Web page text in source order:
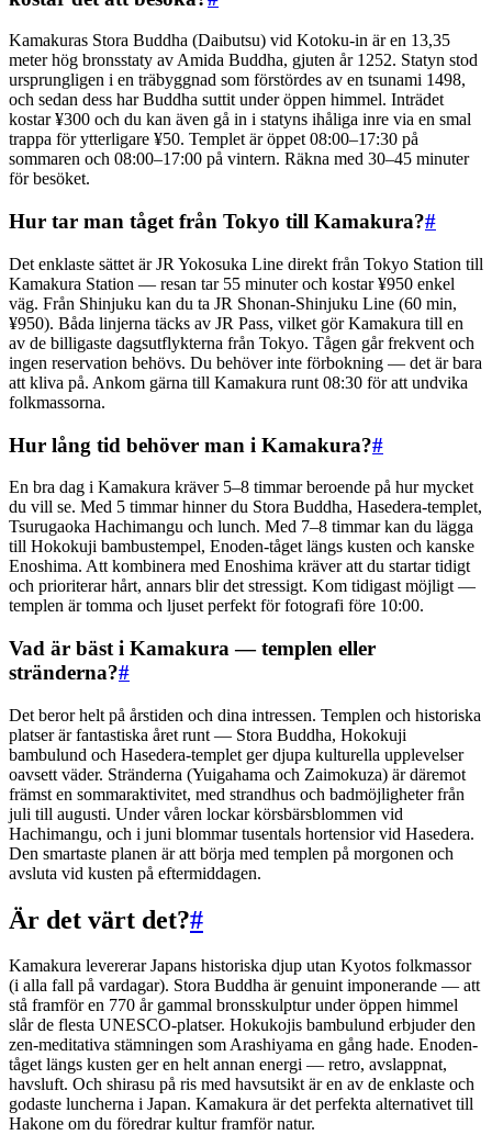
Kamakuras Stora Buddha (Daibutsu) vid Kotoku-in är en 13,35
meter hög bronsstaty av Amida Buddha, gjuten år 1252. Statyn stod
ursprungligen i en träbyggnad som förstördes av en tsunami 1498,
och sedan dess har Buddha suttit under öppen himmel. Inträdet
kostar ¥300 och du kan även gå in i statyns ihåliga inre via en smal
trappa för ytterligare ¥50. Templet är öppet 08:00–17:30 på
sommaren och 08:00–17:00 på vintern. Räkna med 30–45 minuter
för besöket.
Hur tar man tåget från Tokyo till Kamakura?#
Det enklaste sättet är JR Yokosuka Line direkt från Tokyo Station till
Kamakura Station — resan tar 55 minuter och kostar ¥950 enkel
väg. Från Shinjuku kan du ta JR Shonan-Shinjuku Line (60 min,
¥950). Båda linjerna täcks av JR Pass, vilket gör Kamakura till en
av de billigaste dagsutflykterna från Tokyo. Tågen går frekvent och
ingen reservation behövs. Du behöver inte förbokning — det är bara
att kliva på. Ankom gärna till Kamakura runt 08:30 för att undvika
folkmassorna.
Hur lång tid behöver man i Kamakura?#
En bra dag i Kamakura kräver 5–8 timmar beroende på hur mycket
du vill se. Med 5 timmar hinner du Stora Buddha, Hasedera-templet,
Tsurugaoka Hachimangu och lunch. Med 7–8 timmar kan du lägga
till Hokokuji bambustempel, Enoden-tåget längs kusten och kanske
Enoshima. Att kombinera med Enoshima kräver att du startar tidigt
och prioriterar hårt, annars blir det stressigt. Kom tidigast möjligt —
templen är tomma och ljuset perfekt för fotografi före 10:00.
Vad är bäst i Kamakura — templen eller
stränderna?#
Det beror helt på årstiden och dina intressen. Templen och historiska
platser är fantastiska året runt — Stora Buddha, Hokokuji
bambulund och Hasedera-templet ger djupa kulturella upplevelser
oavsett väder. Stränderna (Yuigahama och Zaimokuza) är däremot
främst en sommaraktivitet, med strandhus och badmöjligheter från
juli till augusti. Under våren lockar körsbärsblommen vid
Hachimangu, och i juni blommar tusentals hortensior vid Hasedera.
Den smartaste planen är att börja med templen på morgonen och
avsluta vid kusten på eftermiddagen.
Är det värt det?#
Kamakura levererar Japans historiska djup utan Kyotos folkmassor
(i alla fall på vardagar). Stora Buddha är genuint imponerande — att
stå framför en 770 år gammal bronsskulptur under öppen himmel
slår de flesta UNESCO-platser. Hokukojis bambulund erbjuder den
zen-meditativa stämningen som Arashiyama en gång hade. Enoden-
tåget längs kusten ger en helt annan energi — retro, avslappnat,
havsluft. Och shirasu på ris med havsutsikt är en av de enklaste och
godaste luncherna i Japan. Kamakura är det perfekta alternativet till
Hakone om du föredrar kultur framför natur.